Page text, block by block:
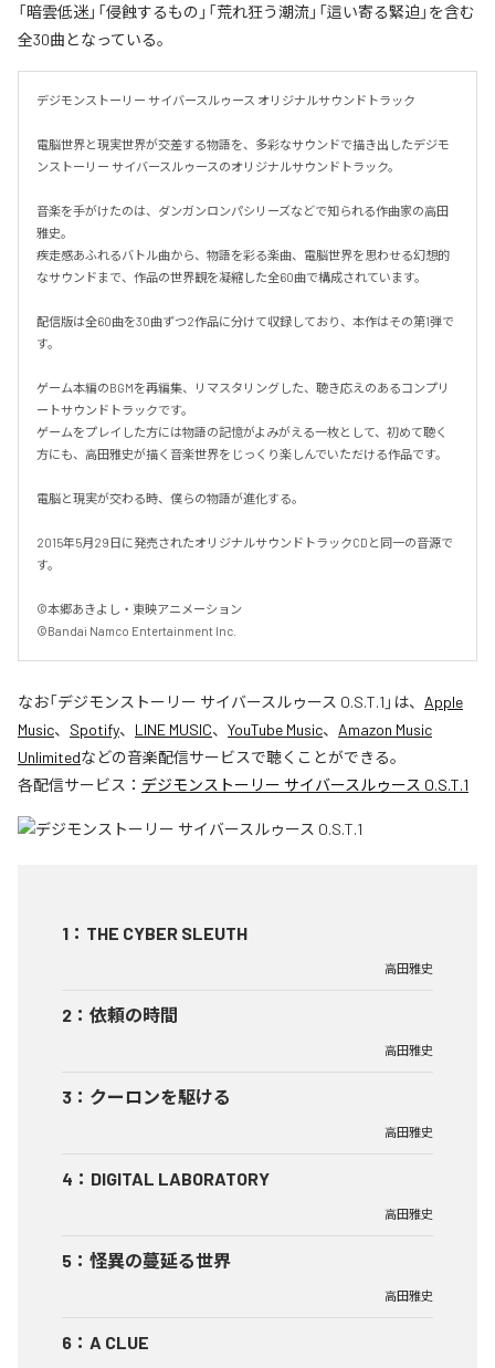
「暗雲低迷」「侵蝕するもの」「荒れ狂う潮流」「這い寄る緊迫」を含む
全30曲となっている。
デジモンストーリー サイバースルゥース オリジナルサウンドトラック
電脳世界と現実世界が交差する物語を、多彩なサウンドで描き出したデジモ
ンストーリー サイバースルゥースのオリジナルサウンドトラック。
音楽を手がけたのは、ダンガンロンパシリーズなどで知られる作曲家の高田
雅史。
疾走感あふれるバトル曲から、物語を彩る楽曲、電脳世界を思わせる幻想的
なサウンドまで、作品の世界観を凝縮した全60曲で構成されています。
配信版は全60曲を30曲ずつ2作品に分けて収録しており、本作はその第1弾で
す。
ゲーム本編のBGMを再編集、リマスタリングした、聴き応えのあるコンプリ
ートサウンドトラックです。
ゲームをプレイした方には物語の記憶がよみがえる一枚として、初めて聴く
方にも、高田雅史が描く音楽世界をじっくり楽しんでいただける作品です。
電脳と現実が交わる時、僕らの物語が進化する。
2015年5月29日に発売されたオリジナルサウンドトラックCDと同一の音源で
す。
©本郷あきよし・東映アニメーション
©Bandai Namco Entertainment Inc.
なお「デジモンストーリー サイバースルゥース O.S.T.1 」は、 Apple
Music、 Spotify、 LINE MUSIC、 YouTube Music、 Amazon Music
Unlimitedなどの音楽配信サービスで聴くことができる。
各配信サービス： デジモンストーリー サイバースルゥース O.S.T.1
1 ： THE CYBER SLEUTH
高田雅史
2 ： 依頼の時間
高田雅史
3 ： クーロンを駆ける
高田雅史
4 ： DIGITAL LABORATORY
高田雅史
5 ： 怪異の蔓延る世界
高田雅史
6 ： A CLUE